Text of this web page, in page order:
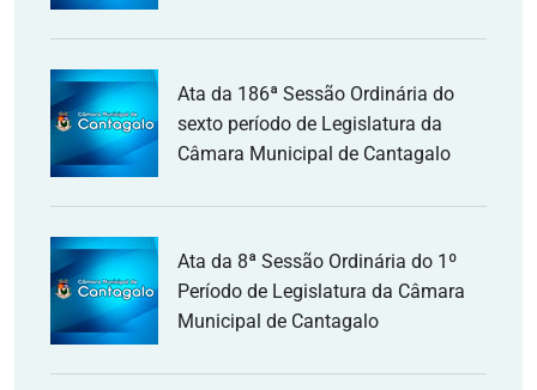
Ata da 186ª Sessão Ordinária do
sexto período de Legislatura da
Câmara Municipal de Cantagalo
Ata da 8ª Sessão Ordinária do 1º
Período de Legislatura da Câmara
Municipal de Cantagalo